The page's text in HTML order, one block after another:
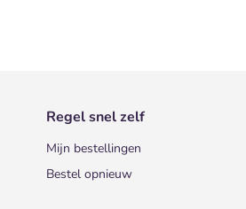
Regel snel zelf
Mijn bestellingen
Bestel opnieuw